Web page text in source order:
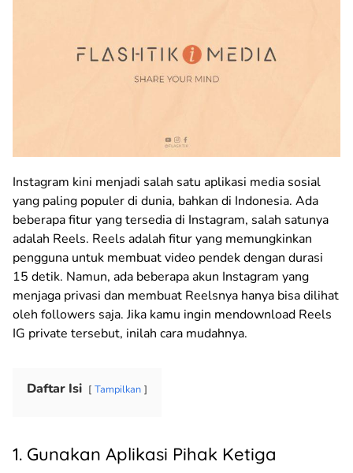
Instagram kini menjadi salah satu aplikasi media sosial
yang paling populer di dunia, bahkan di Indonesia. Ada
beberapa fitur yang tersedia di Instagram, salah satunya
adalah Reels. Reels adalah fitur yang memungkinkan
pengguna untuk membuat video pendek dengan durasi
15 detik. Namun, ada beberapa akun Instagram yang
menjaga privasi dan membuat Reelsnya hanya bisa dilihat
oleh followers saja. Jika kamu ingin mendownload Reels
IG private tersebut, inilah cara mudahnya.
Daftar Isi Tampilkan
1. Gunakan Aplikasi Pihak Ketiga